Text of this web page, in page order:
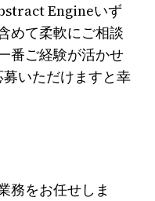
Engineいず
めて柔軟にご相談
番ご経験が活かせ
いただけますと幸
務をお任せしま